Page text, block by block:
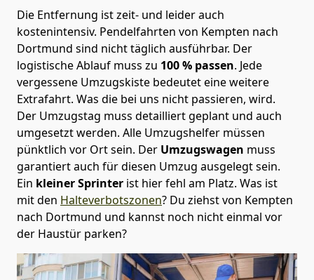
Die Entfernung ist zeit- und leider auch
kostenintensiv. Pendelfahrten von Kempten nach
Dortmund sind nicht täglich ausführbar. Der
logistische Ablauf muss zu 100 % passen. Jede
vergessene Umzugskiste bedeutet eine weitere
Extrafahrt. Was die bei uns nicht passieren, wird.
Der Umzugstag muss detailliert geplant und auch
umgesetzt werden. Alle Umzugshelfer müssen
pünktlich vor Ort sein. Der Umzugswagen muss
garantiert auch für diesen Umzug ausgelegt sein.
Ein kleiner Sprinter ist hier fehl am Platz. Was ist
mit den Halteverbotszonen? Du ziehst von Kempten
nach Dortmund und kannst noch nicht einmal vor
der Haustür parken?